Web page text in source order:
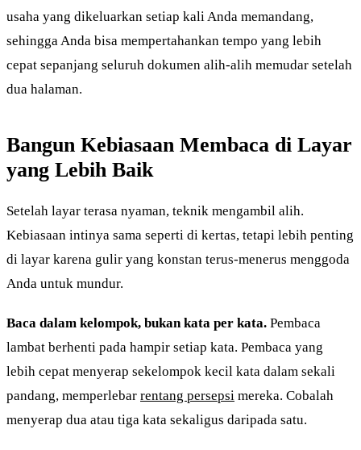
usaha yang dikeluarkan setiap kali Anda memandang,
sehingga Anda bisa mempertahankan tempo yang lebih
cepat sepanjang seluruh dokumen alih-alih memudar setelah
dua halaman.
Bangun Kebiasaan Membaca di Layar
yang Lebih Baik
Setelah layar terasa nyaman, teknik mengambil alih.
Kebiasaan intinya sama seperti di kertas, tetapi lebih penting
di layar karena gulir yang konstan terus-menerus menggoda
Anda untuk mundur.
Baca dalam kelompok, bukan kata per kata. Pembaca
lambat berhenti pada hampir setiap kata. Pembaca yang
lebih cepat menyerap sekelompok kecil kata dalam sekali
pandang, memperlebar rentang persepsi mereka. Cobalah
menyerap dua atau tiga kata sekaligus daripada satu.